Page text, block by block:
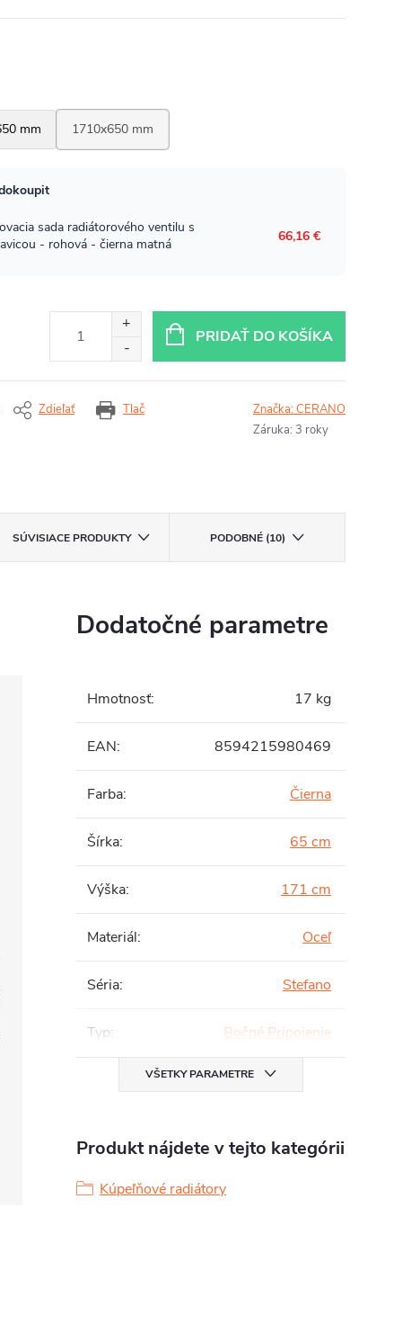
PRIDAŤ DO KOŠÍKA
Tlač
Zdieľať Značka:CERANO
Záruka: 3 roky
SÚVISIACE PRODUKTY PODOBNÉ (10)
Dodatočné parametre
Hmotnosť: 17 kg
EAN: 8594215980469
Farba: Čierna
Šírka: 65 cm
Výška: 171 cm
Materiál: Oceľ
Séria: Stefano
Typ: Bočné Pripojenie
VŠETKY PARAMETRE
Produkt nájdete v tejto kategórii
Kúpeľňové radiátory